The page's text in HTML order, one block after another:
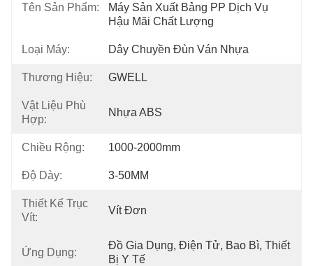
Tên Sản Phẩm:
Máy Sản Xuất Bảng PP Dịch Vụ
Hậu Mãi Chất Lượng
Loại Máy: Dây Chuyền Đùn Ván Nhựa
Thương Hiệu: GWELL
Vật Liệu Phù
Hợp:
Nhựa ABS
Chiều Rộng: 1000-2000mm
Độ Dày: 3-50MM
Thiết Kế Trục
Vít:
Vít Đơn
Ứng Dụng:
Đồ Gia Dụng, Điện Tử, Bao Bì, Thiết
Bị Y Tế